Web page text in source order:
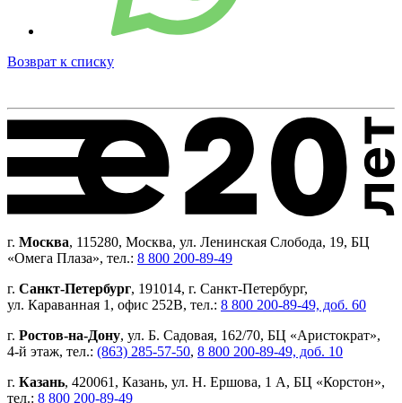
Возврат к списку
г. Москва, 115280, Москва, ул. Ленинская Слобода, 19, БЦ
«Омега Плаза», тел.: 8 800 200-89-49
г. Санкт-Петербург, 191014, г. Санкт-Петербург,
ул. Караванная 1, офис 252В, тел.: 8 800 200-89-49, доб. 60
г. Ростов-на-Дону, ул. Б. Садовая, 162/70, БЦ «Аристократ»,
4-й этаж, тел.: (863) 285-57-50, 8 800 200-89-49, доб. 10
г. Казань, 420061, Казань, ул. Н. Ершова, 1 А, БЦ «Корстон»,
тел.: 8 800 200-89-49